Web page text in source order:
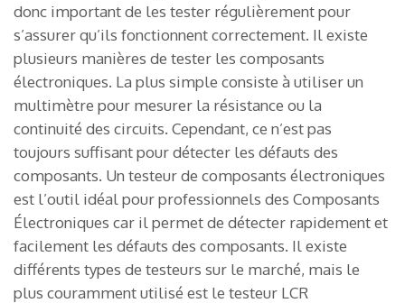
donc important de les tester régulièrement pour
s’assurer qu’ils fonctionnent correctement. Il existe
plusieurs manières de tester les composants
électroniques. La plus simple consiste à utiliser un
multimètre pour mesurer la résistance ou la
continuité des circuits. Cependant, ce n’est pas
toujours suffisant pour détecter les défauts des
composants. Un testeur de composants électroniques
est l’outil idéal pour professionnels des Composants
Électroniques car il permet de détecter rapidement et
facilement les défauts des composants. Il existe
différents types de testeurs sur le marché, mais le
plus couramment utilisé est le testeur LCR